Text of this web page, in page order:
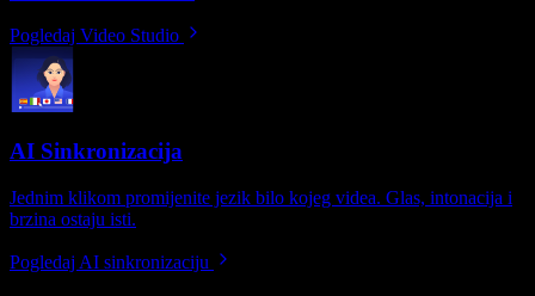
Pogledaj Video Studio
AI Sinkronizacija
Jednim klikom promijenite jezik bilo kojeg videa. Glas, intonacija i
brzina ostaju isti.
Pogledaj AI sinkronizaciju